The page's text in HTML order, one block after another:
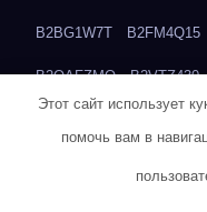
B2BG1W7T B2FM4Q15
B2OAFZMQ B2VTZ430
Этот сайт использует
помочь вам в